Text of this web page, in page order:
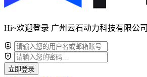
Hi~欢迎登录 广州云石动力科技有限公司
立即登录